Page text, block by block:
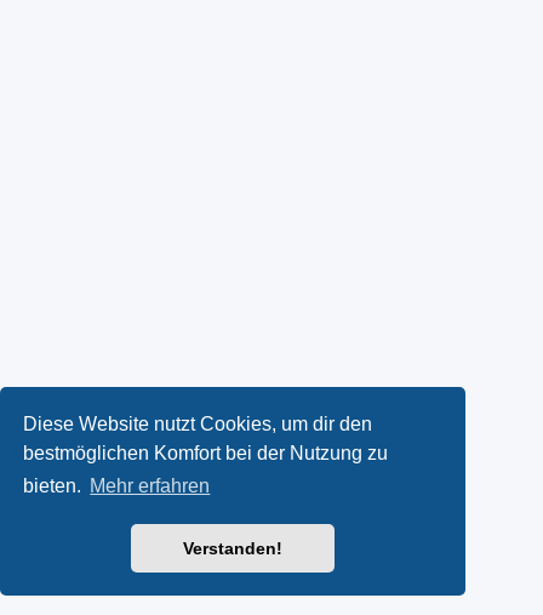
Diese Website nutzt Cookies, um dir den
bestmöglichen Komfort bei der Nutzung zu
bieten. Mehr erfahren
Verstanden!